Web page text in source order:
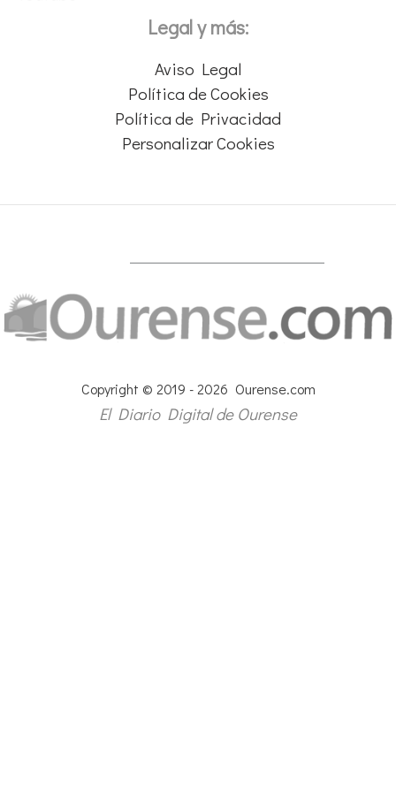
Legal y más:
Aviso Legal
Política de Cookies
Política de Privacidad
Personalizar Cookies
Copyright © 2019 - 2026 Ourense.com
El Diario Digital de Ourense